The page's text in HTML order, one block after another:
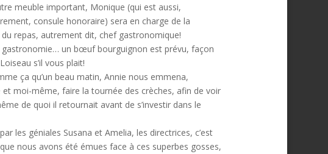
meuble important, Monique (qui est aussi,
consule honoraire) sera en charge de la
repas, autrement dit, chef gastronomique!
gastronomie… un bœuf bourguignon est prévu, façon
s’il vous plait!
ça qu’un beau matin, Annie nous emmena,
et moi-même, faire la tournée des crèches, afin de voir
de quoi il retournait avant de s’investir dans le
les géniales Susana et Amelia, les directrices, c’est
nous avons été émues face à ces superbes gosses,